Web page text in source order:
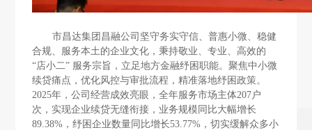
市昌达集团昌融公司坚守务实守信、普惠小微、稳健
合规、服务本土的企业文化，秉持敬业、专业、高效的
“店小二” 服务宗旨，立足地方金融纾困职能。聚焦中小微
续贷痛点，优化风控与审批流程，精准落地纾困政策。
2025年，公司经营成效亮眼，全年服务市场主体207户
次，实现企业续贷无缝衔接，业务规模同比大幅增长
89.38%，纾困企业数量同比增长53.77%，切实缓解众多小